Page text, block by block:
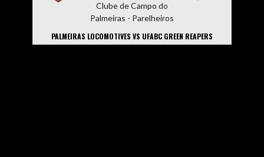
Clube de Campo do
Palmeiras - Parelheiros
PALMEIRAS LOCOMOTIVES VS UFABC GREEN REAPERS